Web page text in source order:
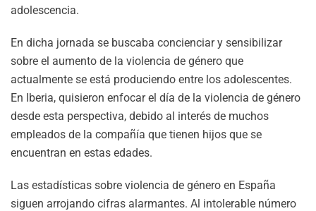
adolescencia.
En dicha jornada se buscaba concienciar y sensibilizar
sobre el aumento de la violencia de género que
actualmente se está produciendo entre los adolescentes.
En Iberia, quisieron enfocar el día de la violencia de género
desde esta perspectiva, debido al interés de muchos
empleados de la compañía que tienen hijos que se
encuentran en estas edades.
Las estadísticas sobre violencia de género en España
siguen arrojando cifras alarmantes. Al intolerable número